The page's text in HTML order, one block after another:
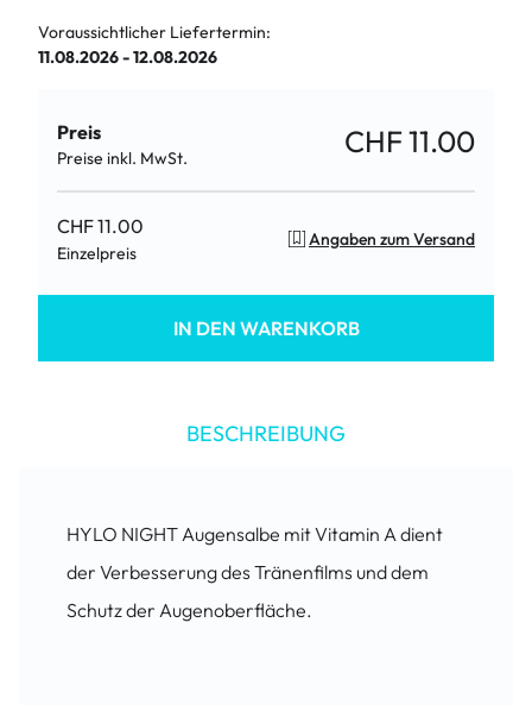
Voraussichtlicher Liefertermin:
11.08.2026 - 12.08.2026
Preis
Preise inkl. MwSt. CHF 11.00
CHF 11.00
Einzelpreis
Angaben zum Versand
IN DEN WARENKORB
BESCHREIBUNG
HYLO NIGHT Augensalbe mit Vitamin A dient
der Verbesserung des Tränenfilms und dem
Schutz der Augenoberfläche.